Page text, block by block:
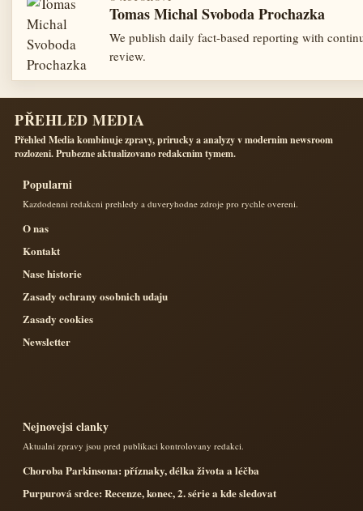
Tomas Michal Svoboda Prochazka
We publish daily fact-based reporting with
review.
PŘEHLED MEDIA
Přehled Media kombinuje zpravy, prirucky a analyzy v modernim newsroom
rozlozeni. Prubezne aktualizovano redakcnim tymem.
Popularni
Kazdodenni redakcni prehledy a duveryhodne zdroje pro rychle overeni.
O nas
Kontakt
Nase historie
Zasady ochrany osobnich udaju
Zasady cookies
Newsletter
Nejnovejsi clanky
Aktualni zpravy jsou pred publikaci kontrolovany redakci.
Choroba Parkinsona: příznaky, délka života a léčba
Purpurová srdce: Recenze, konec, 2. série a kde sledovat